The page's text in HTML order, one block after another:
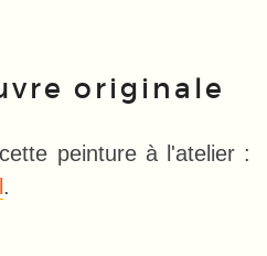
originale
peinture à l'atelier :
.